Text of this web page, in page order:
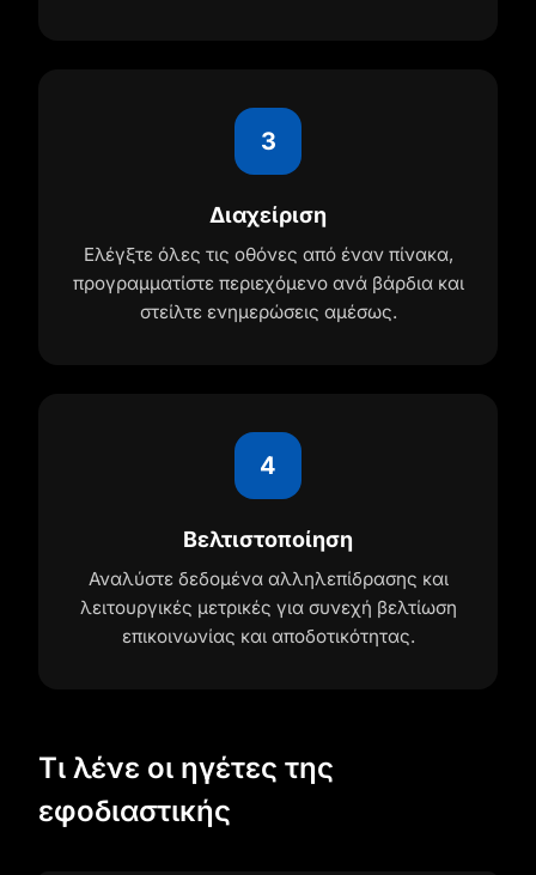
3
Διαχείριση
Ελέγξτε όλες τις οθόνες από έναν πίνακα,
προγραμματίστε περιεχόμενο ανά βάρδια και
στείλτε ενημερώσεις αμέσως.
4
Βελτιστοποίηση
Αναλύστε δεδομένα αλληλεπίδρασης και
λειτουργικές μετρικές για συνεχή βελτίωση
επικοινωνίας και αποδοτικότητας.
Τι λένε οι ηγέτες της
εφοδιαστικής